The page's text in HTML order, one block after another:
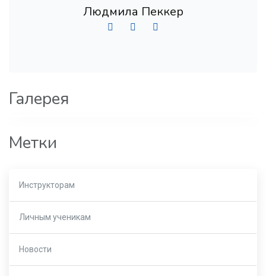
Людмила Пеккер
Галерея
Метки
Инструкторам
Личным ученикам
Новости